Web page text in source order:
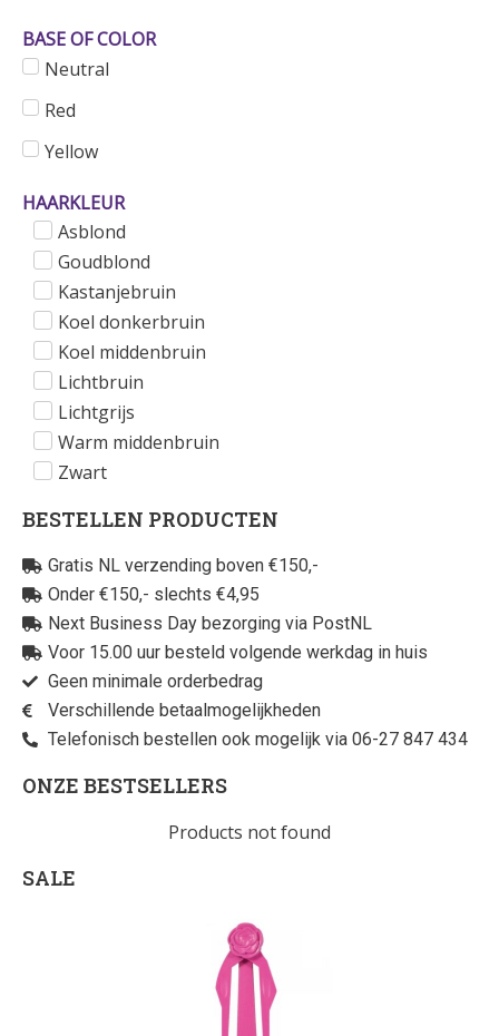
BASE OF COLOR
Neutral
Red
Yellow
HAARKLEUR
Asblond
Goudblond
Kastanjebruin
Koel donkerbruin
Koel middenbruin
Lichtbruin
Lichtgrijs
Warm middenbruin
Zwart
BESTELLEN PRODUCTEN
Gratis NL verzending boven €150,-
Onder €150,- slechts €4,95
Next Business Day bezorging via PostNL
Voor 15.00 uur besteld volgende werkdag in huis
Geen minimale orderbedrag
Verschillende betaalmogelijkheden
Telefonisch bestellen ook mogelijk via 06-27 847 434
ONZE BESTSELLERS
Products not found
SALE